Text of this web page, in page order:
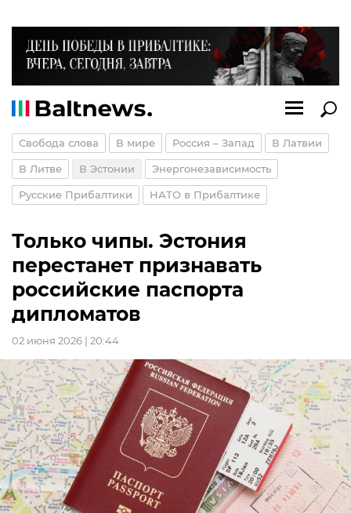
Свобода слова В мире Россия – Запад В Латвии
В Литве В Эстонии Энергонезависимость
Русские Прибалтики НАТО в Прибалтике
Только чипы. Эстония
перестанет признавать
российские паспорта
дипломатов
02 июня 2026 | 20:44